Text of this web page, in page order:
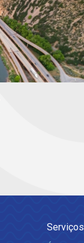
Serviços